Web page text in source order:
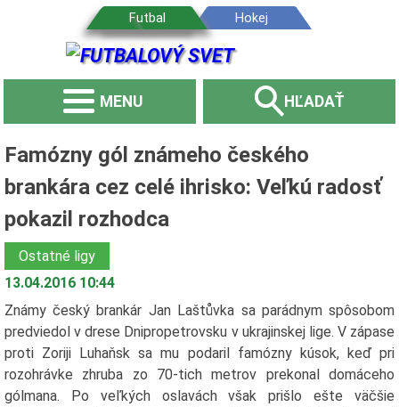
MENU HĽADAŤ
Famózny gól známeho českého
brankára cez celé ihrisko: Veľkú radosť
pokazil rozhodca
Ostatné ligy
13.04.2016 10:44
Známy český brankár Jan Laštůvka sa parádnym spôsobom
predviedol v drese Dnipropetrovsku v ukrajinskej lige. V zápase
proti Zoriji Luhaňsk sa mu podaril famózny kúsok, keď pri
rozohrávke zhruba zo 70-tich metrov prekonal domáceho
gólmana. Po veľkých oslavách však prišlo ešte väčšie